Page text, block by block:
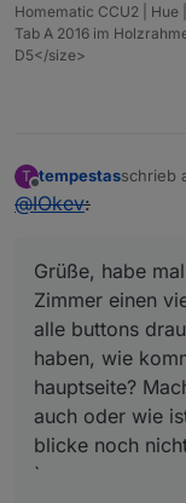
Homematic CCU2 | Hue
Tab A 2016 im
D5</size>
T
Offline
tempestasschrieb
zuletzt
@IOkev:
Grüße, habe
Zimmer einen
alle buttons
haben, wie
hauptseite?
auch oder wie
blicke noch
`